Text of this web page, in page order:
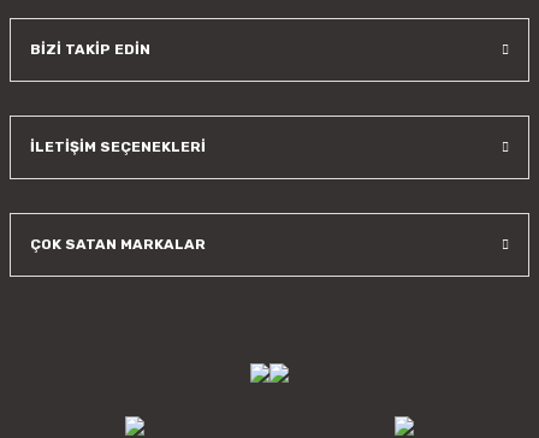
BİZİ TAKİP EDİN
İLETİŞİM SEÇENEKLERİ
ÇOK SATAN MARKALAR